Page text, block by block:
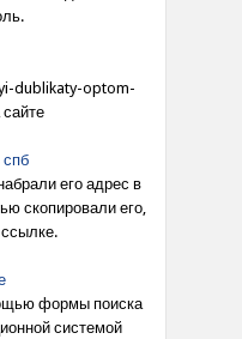
dublikaty-optom-
спб
его адрес в
скопировали его,
формы поиска
системой